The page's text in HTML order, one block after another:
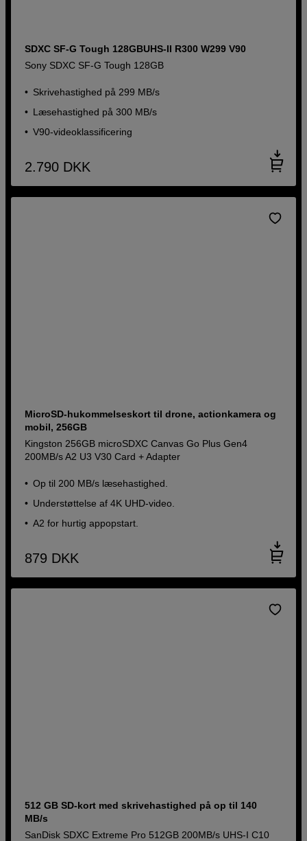
SDXC SF-G Tough 128GBUHS-II R300 W299 V90
Sony SDXC SF-G Tough 128GB
Skrivehastighed på 299 MB/s
Læsehastighed på 300 MB/s
V90-videoklassificering
2.790 DKK
MicroSD-hukommelseskort til drone, actionkamera og
mobil, 256GB
Kingston 256GB microSDXC Canvas Go Plus Gen4
200MB/s A2 U3 V30 Card + Adapter
Op til 200 MB/s læsehastighed.
Understøttelse af 4K UHD-video.
A2 for hurtig appopstart.
879 DKK
512 GB SD-kort med skrivehastighed på op til 140
MB/s
SanDisk SDXC Extreme Pro 512GB 200MB/s UHS-I C10